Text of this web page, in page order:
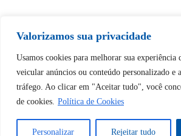
Valorizamos sua privacidade
Usamos cookies para melhorar sua experiência
veicular anúncios ou conteúdo personalizado e
tráfego. Ao clicar em "Aceitar tudo", você
de cookies. Política de Cookies
Personalizar Rejeitar tudo
Tem certeza de que
desbloquear esta